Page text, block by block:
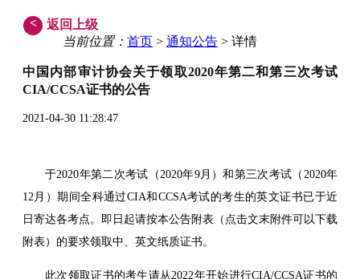
<
返回上级
当前位置： 首页 > 通知公告 > 详情
中国内部审计协会关于领取2020年第二和第三次考试
CIA/CCSA证书的公告
2021-04-30 11:28:47
于2020年第二次考试（2020年9月）和第三次考试（2020年
12月）期间全科通过CIA和CCSA考试的考生的英文证书已于近
日寄达各考点。即日起请按本公告附表（点击文末附件可以下载
附表）的要求领取中、英文纸质证书。
此次领取证书的考生请从2022年开始进行CIA/CCSA证书的